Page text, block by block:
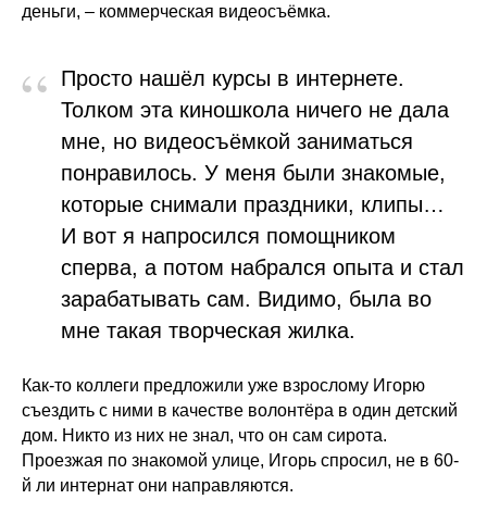
деньги, – коммерческая видеосъёмка.
“
Просто нашёл курсы в интернете.
Толком эта киношкола ничего не дала
мне, но видеосъёмкой заниматься
понравилось. У меня были знакомые,
которые снимали праздники, клипы…
И вот я напросился помощником
сперва, а потом набрался опыта и стал
зарабатывать сам. Видимо, была во
мне такая творческая жилка.
Как-то коллеги предложили уже взрослому Игорю
съездить с ними в качестве волонтёра в один детский
дом. Никто из них не знал, что он сам сирота.
Проезжая по знакомой улице, Игорь спросил, не в 60-
й ли интернат они направляются.